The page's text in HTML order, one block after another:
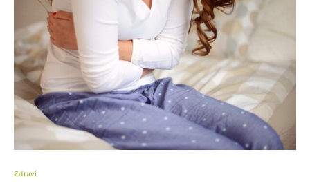
Zdraví